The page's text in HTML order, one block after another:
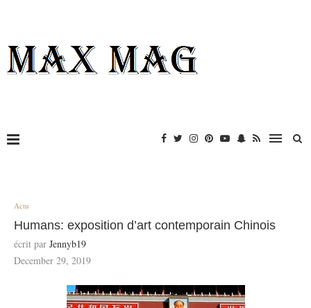
Actu
Humans: exposition d’art contemporain Chinois
écrit par Jennyb19
December 29, 2019